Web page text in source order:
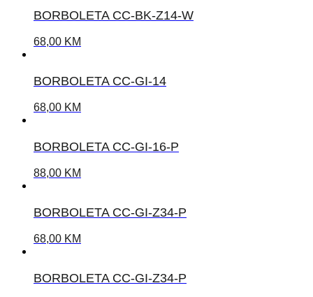
BORBOLETA CC-BK-Z14-W
68,00 KM
BORBOLETA CC-GI-14
68,00 KM
BORBOLETA CC-GI-16-P
88,00 KM
BORBOLETA CC-GI-Z34-P
68,00 KM
BORBOLETA CC-GI-Z34-P